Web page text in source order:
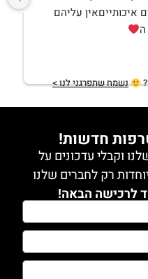
ה
נשמח שתפרגני לנו >
וקבלי עדכונים על
רק לחברים שלנו
לרכישה הבאה!